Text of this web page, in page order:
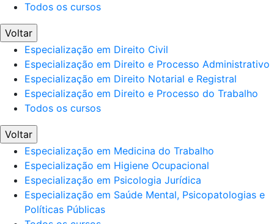
Todos os cursos
Voltar
Especialização em Direito Civil
Especialização em Direito e Processo Administrativo
Especialização em Direito Notarial e Registral
Especialização em Direito e Processo do Trabalho
Todos os cursos
Voltar
Especialização em Medicina do Trabalho
Especialização em Higiene Ocupacional
Especialização em Psicologia Jurídica
Especialização em Saúde Mental, Psicopatologias e
Políticas Públicas